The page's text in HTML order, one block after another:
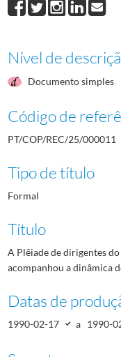
Nível de
Documento simples
Código de
PT/COP/REC/25/000011
Tipo de título
Formal
Título
A Plêiade de dirigentes
acompanhou a dinâmica
Datas de
1990-02-17 a 1990-